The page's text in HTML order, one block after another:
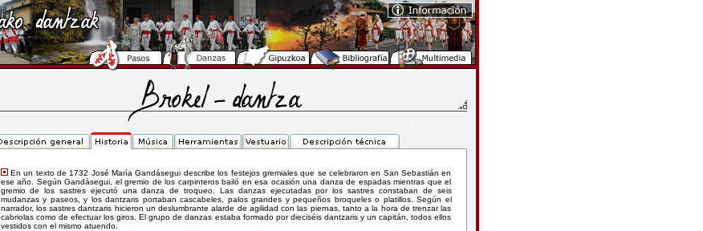
En un texto de 1732 José María Gandásegui describe los festejos gremiales que se celebraron en San Sebastián en
ese año. Según Gandásegui, el gremio de los carpinteros bailó en esa ocasión una danza de espadas mientras que el
gremio de los sastres ejecutó una danza de troqueo. Las danzas ejecutadas por los sastres constaban de seis
mudanzas y paseos, y los dantzaris portaban cascabeles, palos grandes y pequeños broqueles o platillos. Según el
narrador, los sastres dantzaris hicieron un deslumbrante alarde de agilidad con las piernas, tanto a la hora de trenzar las
cabriolas como de efectuar los giros. El grupo de danzas estaba formado por dieciséis dantzaris y un capitán, todos ellos
vestidos con el mismo atuendo.